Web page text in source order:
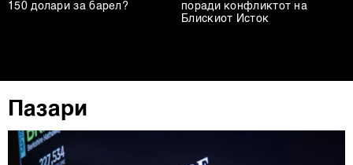
150 долари за барел?
поради конфликтот на
Блискиот Исток
Пазари